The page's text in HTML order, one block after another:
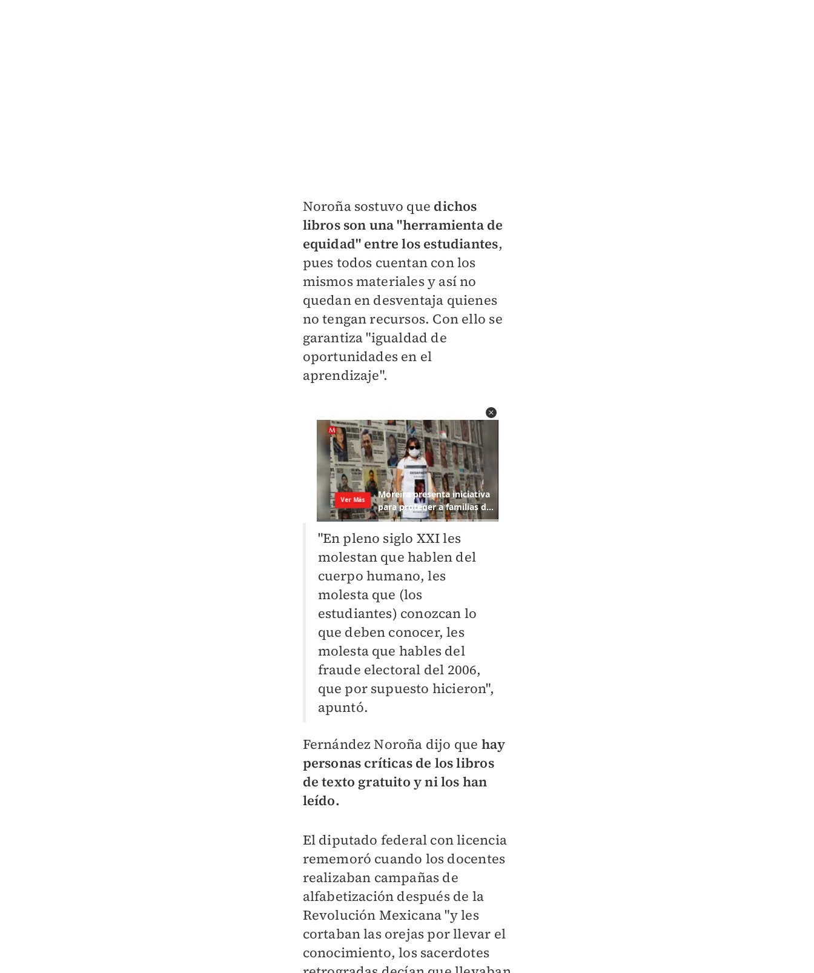
Noroña sostuvo que dichos
libros son una "herramienta de
equidad" entre los estudiantes,
pues todos cuentan con los
mismos materiales y así no
quedan en desventaja quienes
no tengan recursos. Con ello se
garantiza "igualdad de
oportunidades en el
aprendizaje".
"En pleno siglo XXI les
molestan que hablen del
cuerpo humano, les
molesta que (los
estudiantes) conozcan lo
que deben conocer, les
molesta que hables del
fraude electoral del 2006,
que por supuesto hicieron",
apuntó.
Fernández Noroña dijo que hay
personas críticas de los libros
de texto gratuito y ni los han
leído.
El diputado federal con licencia
rememoró cuando los docentes
realizaban campañas de
alfabetización después de la
Revolución Mexicana "y les
cortaban las orejas por llevar el
conocimiento, los sacerdotes